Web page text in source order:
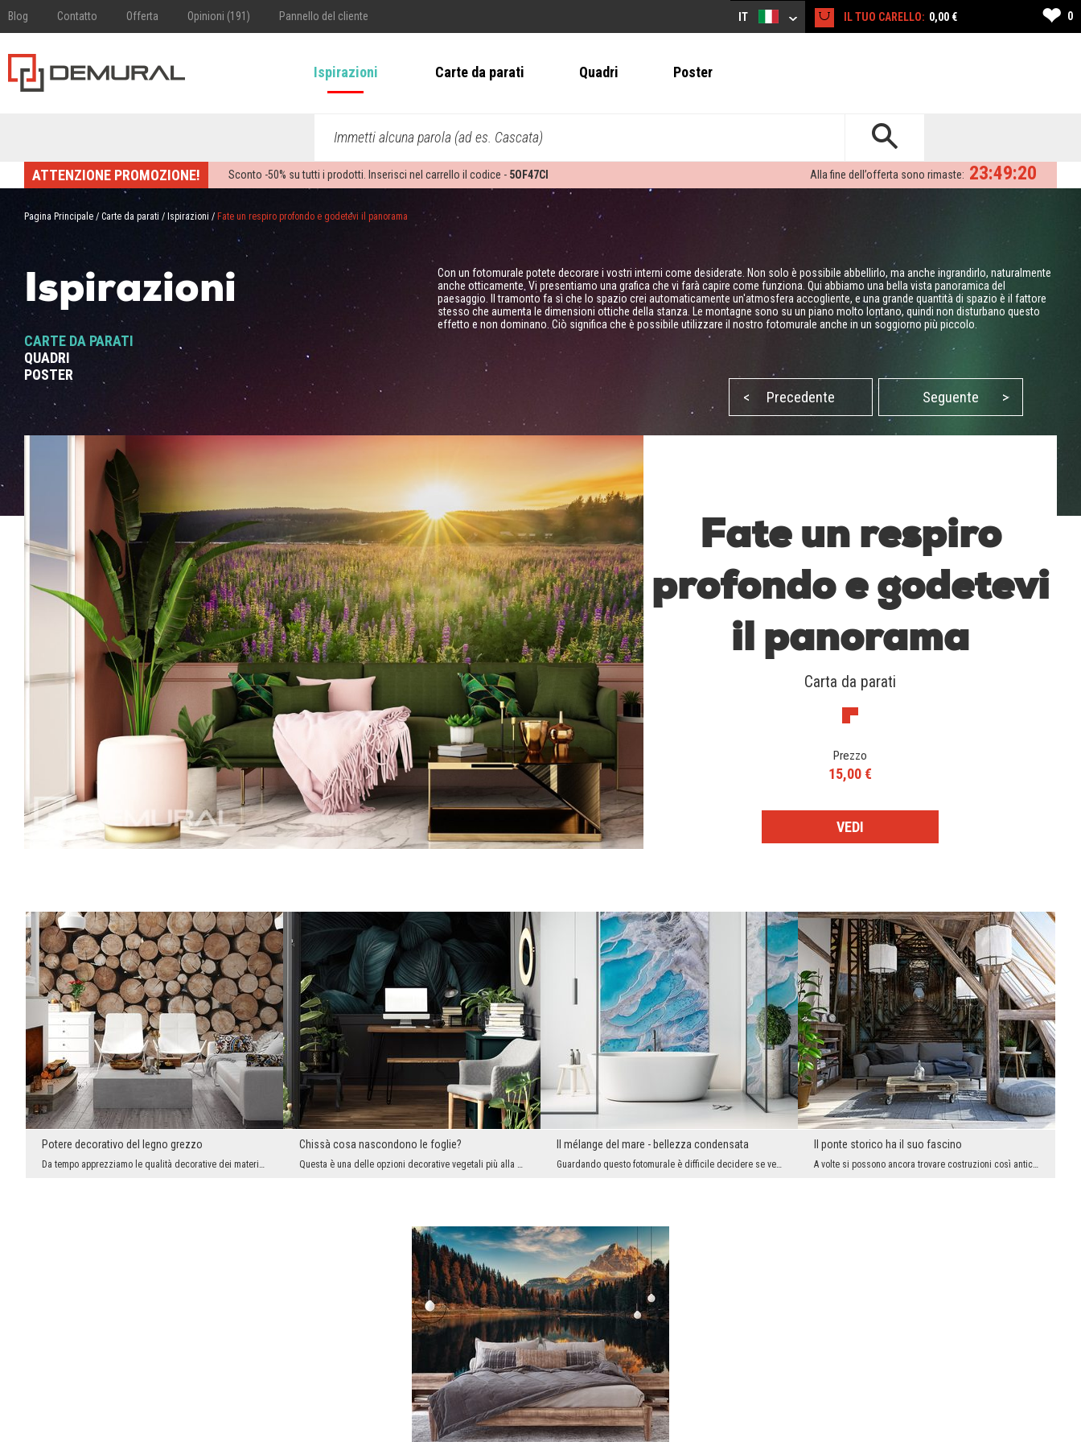
Blog Contatto Offerta Opinioni (191) Pannello del cliente IT IL TUO CARELLO: 0,00 € ❤ 0
Ispirazioni Carte da parati Quadri Poster
Immetti alcuna parola (ad es. Cascata)
ATTENZIONE PROMOZIONE! Sconto -50% su tutti i prodotti. Inserisci nel carrello il codice - 5OF47CI 23:49:19
Alla fine dell’offerta sono rimaste:
Pagina Principale / Carte da parati / Ispirazioni / Fate un respiro profondo e godetevi il panorama
Ispirazioni
CARTE DA PARATI
QUADRI
POSTER
Con un fotomurale potete decorare i vostri interni come desiderate. Non solo è possibile abbellirlo, ma anche ingrandirlo, naturalmente
anche otticamente. Vi presentiamo una grafica che vi farà capire come funziona. Qui abbiamo una bella vista panoramica del
paesaggio. Il tramonto fa sì che lo spazio crei automaticamente un'atmosfera accogliente, e una grande quantità di spazio è il fattore
stesso che aumenta le dimensioni ottiche della stanza. Le montagne sono su un piano molto lontano, quindi non disturbano questo
effetto e non dominano. Ciò significa che è possibile utilizzare il nostro fotomurale anche in un soggiorno più piccolo.
< Precedente Seguente >
Fate un respiro
profondo e godetevi
il panorama
Carta da parati
Prezzo
15,00 €
VEDI
Potere decorativo del legno grezzo
Da tempo apprezziamo le qualità decorative dei materiali naturali, che non hanno subito modifiche...
Chissà cosa nascondono le foglie?
Questa è una delle opzioni decorative vegetali più alla moda. Un po' oscura e decadente, ma è lì ...
Il mélange del mare - bellezza condensata
Guardando questo fotomurale è difficile decidere se vediamo un paesaggio interessante direttament...
Il ponte storico ha il suo fascino
A volte si possono ancora trovare costruzioni così antiche. Abbandonate, fuori uso, deturpano il ...